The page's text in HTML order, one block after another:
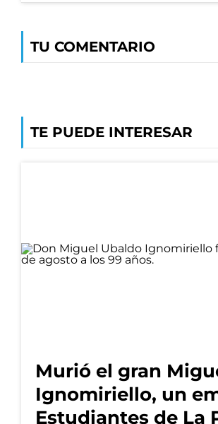
TU COMENTARIO
TE PUEDE INTERESAR
Murió el gran
Ignomiriello, un
Estudiantes de La